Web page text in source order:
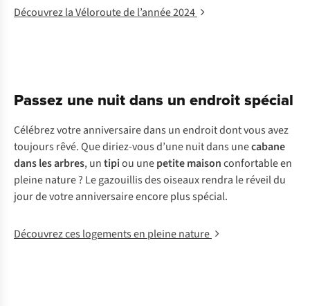
Découvrez la Véloroute de l’année 2024
Passez une nuit dans un endroit spécial
Célébrez votre anniversaire dans un endroit dont vous avez
toujours rêvé. Que diriez-vous d’une nuit dans unecabane
dans les arbres, untipiou unepetite maisonconfortable en
pleine nature ? Le gazouillis des oiseaux rendra le réveil du
jour de votre anniversaire encore plus spécial.
Découvrez ces logements en pleine nature